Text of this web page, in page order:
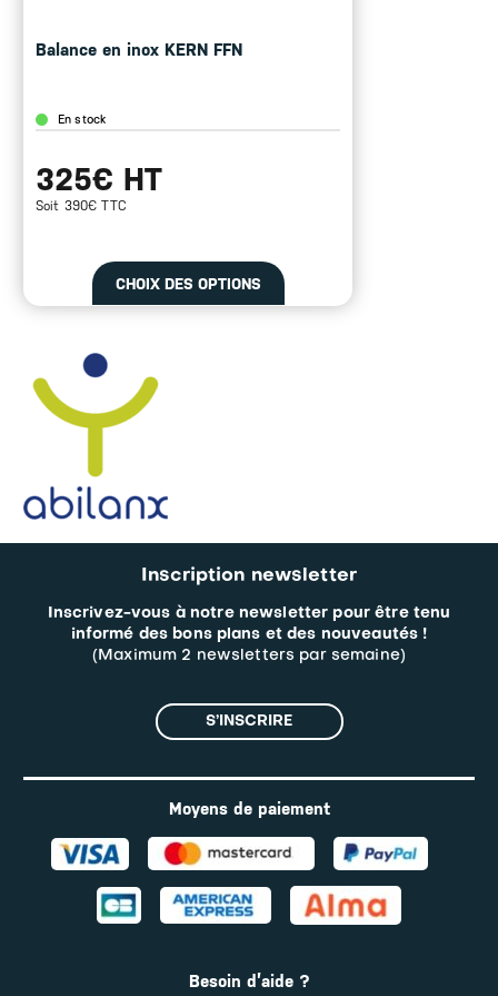
Balance en inox KERN FFN
En stock
325€ HT
Soit 390€ TTC
CHOIX DES OPTIONS
Inscription newsletter
Inscrivez-vous à notre newsletter pour être tenu
informé des bons plans et des nouveautés !
(Maximum 2 newsletters par semaine)
S’INSCRIRE
Moyens de paiement
Besoin d’aide ?